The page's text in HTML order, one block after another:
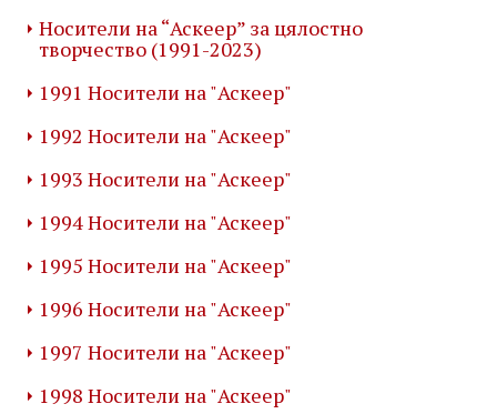
Носители на “Аскеер” за цялостно
творчество (1991-2023)
1991 Носители на "Аскеер"
1992 Носители на "Аскеер"
1993 Носители на "Аскеер"
1994 Носители на "Аскеер"
1995 Носители на "Аскеер"
1996 Носители на "Аскеер"
1997 Носители на "Аскеер"
1998 Носители на "Аскеер"